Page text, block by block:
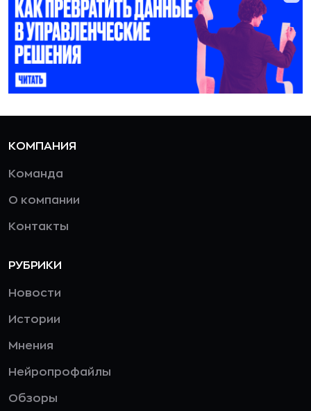
КОМПАНИЯ
Команда
О компании
Контакты
РУБРИКИ
Новости
Истории
Мнения
Нейропрофайлы
Обзоры